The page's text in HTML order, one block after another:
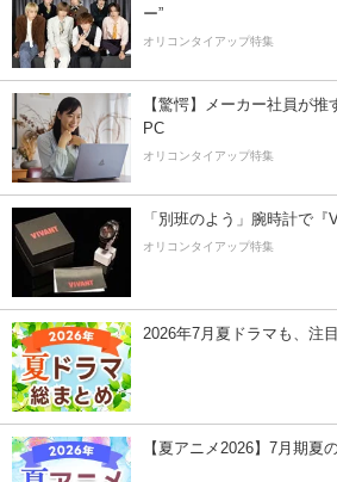
ー”
オリコンタイアップ特集
【驚愕】メーカー社員が
PC
オリコンタイアップ特集
「別班のよう」腕時計で
オリコンタイアップ特集
2026年7月夏ドラマも、注
【夏アニメ2026】7月期夏